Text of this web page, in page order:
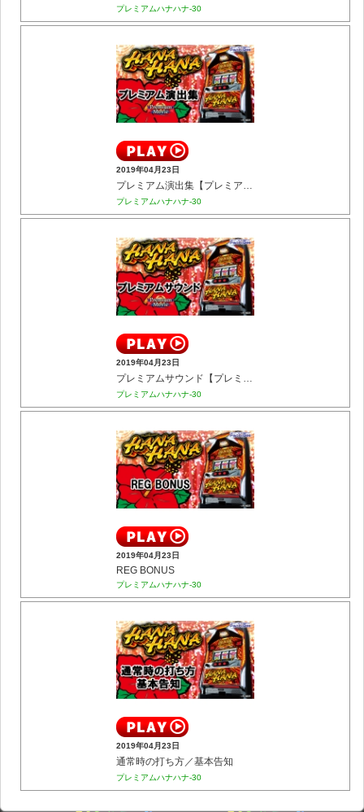
プレミアムハナハナ-30
2019年04月23日
プレミアム演出集【プレミアム】
プレミアムハナハナ-30
2019年04月23日
プレミアムサウンド【プレミアム】
プレミアムハナハナ-30
2019年04月23日
REG BONUS
プレミアムハナハナ-30
2019年04月23日
通常時の打ち方／基本告知
プレミアムハナハナ-30